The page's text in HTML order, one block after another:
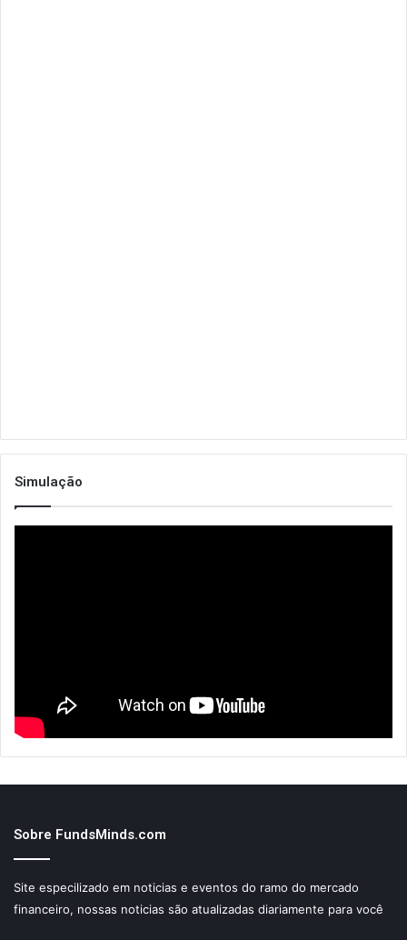
Simulação
Sobre FundsMinds.com
Site especilizado em noticias e eventos do ramo do mercado
financeiro, nossas noticias são atualizadas diariamente para você